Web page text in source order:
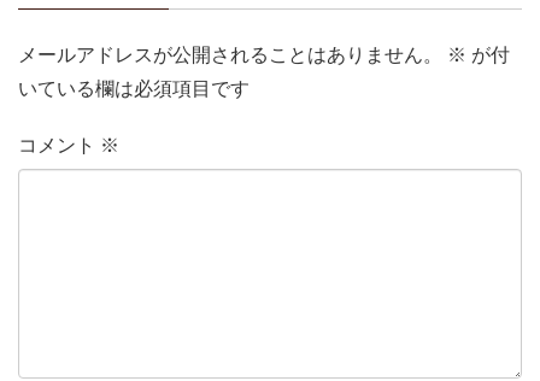
メールアドレスが公開されることはありません。 ※ が付
いている欄は必須項目です
コメント ※